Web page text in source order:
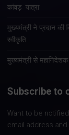
कांवड़ यात्रा
मुख्यमंत्री ने प्रदान की
स्वीकृति
मुख्यमंत्री से महानिदेशक
Subscribe to
Want to be
email address